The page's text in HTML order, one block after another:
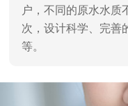
户，不同的原水水质
次，设计科学、完善
等。